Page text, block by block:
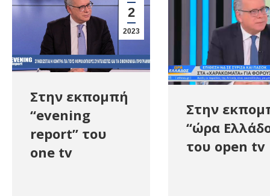
2
2023
Στην εκπομπή
“evening
report” του
one tv
Στην
“ώρα
του open tv